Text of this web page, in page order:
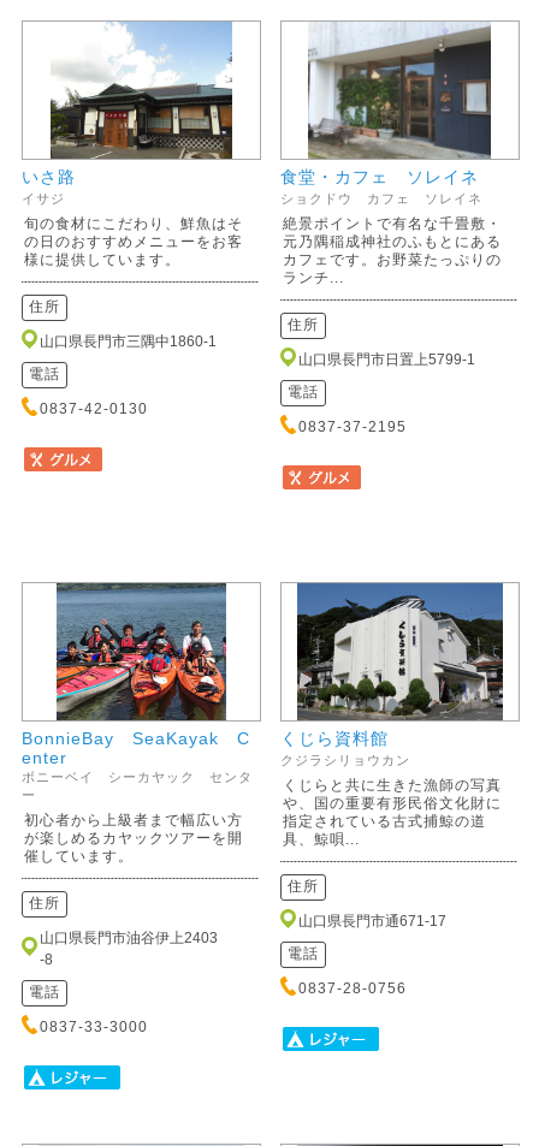
いさ路
イサジ
旬の食材にこだわり、鮮魚はそ
の日のおすすめメニューをお客
様に提供しています。
住所
山口県長門市三隅中1860-1
電話
0837-42-0130
食堂・カフェ ソレイネ
ショクドウ カフェ ソレイネ
絶景ポイントで有名な千畳敷・
元乃隅稲成神社のふもとにある
カフェです。お野菜たっぷりの
ランチ...
住所
山口県長門市日置上5799-1
電話
0837-37-2195
BonnieBay SeaKayak C
enter
ボニーベイ シーカヤック センタ
ー
初心者から上級者まで幅広い方
が楽しめるカヤックツアーを開
催しています。
住所
山口県長門市油谷伊上2403
-8
電話
0837-33-3000
くじら資料館
クジラシリョウカン
くじらと共に生きた漁師の写真
や、国の重要有形民俗文化財に
指定されている古式捕鯨の道
具、鯨唄...
住所
山口県長門市通671-17
電話
0837-28-0756